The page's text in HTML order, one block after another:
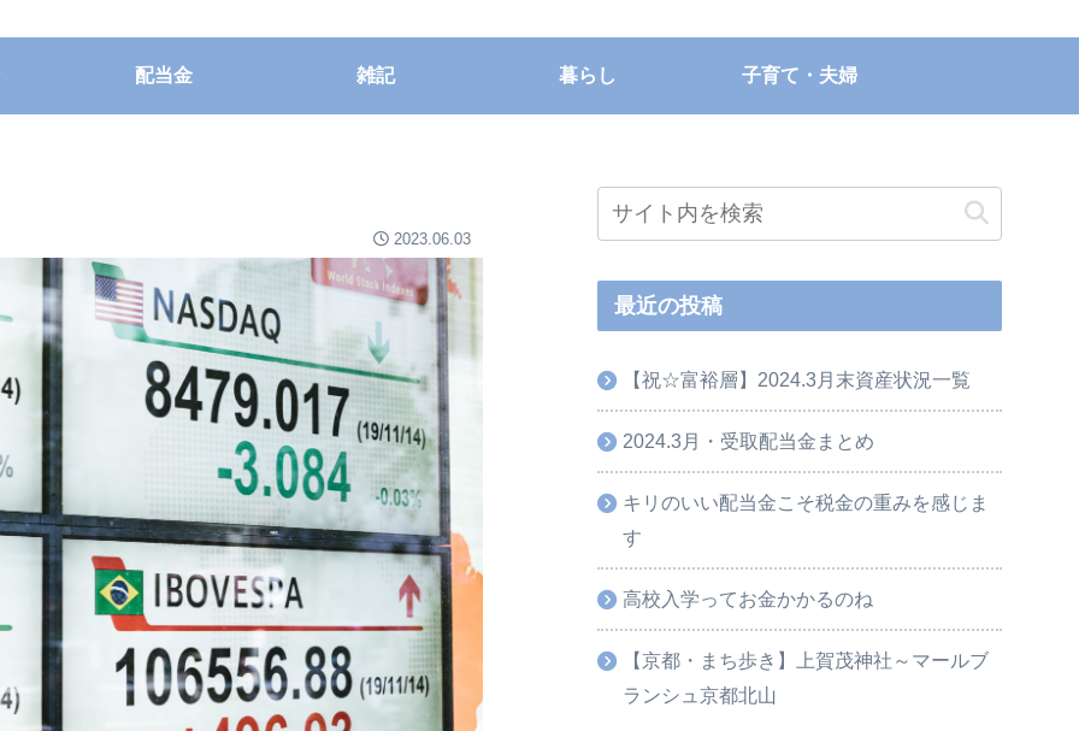
配当金 雑記 暮らし 子育て・夫婦
2023.06.03
最近の投稿
【祝☆富裕層】2024.3月末資産状況一覧
2024.3月・受取配当金まとめ
キリのいい配当金こそ税金の重みを感じま
す
高校入学ってお金かかるのね
【京都・まち歩き】上賀茂神社～マールブ
ランシュ京都北山